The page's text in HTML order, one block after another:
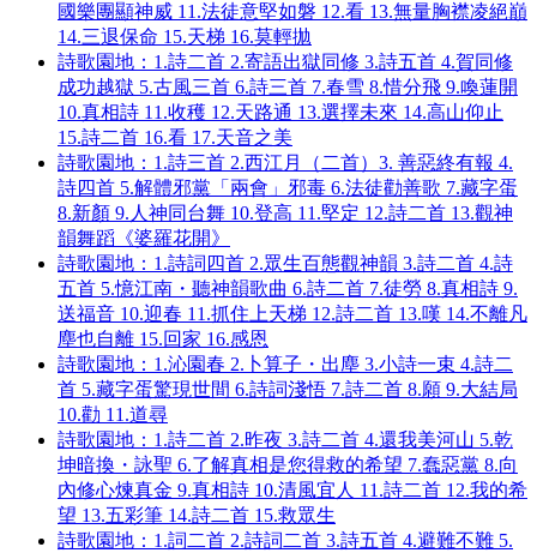
國樂團顯神威 11.法徒意堅如磐 12.看 13.無量胸襟凌絕巔
14.三退保命 15.天梯 16.莫輕拋
詩歌園地：1.詩二首 2.寄語出獄同修 3.詩五首 4.賀同修
成功越獄 5.古風三首 6.詩三首 7.春雪 8.惜分飛 9.喚蓮開
10.真相詩 11.收穫 12.天路通 13.選擇未來 14.高山仰止
15.詩二首 16.看 17.天音之美
詩歌園地：1.詩三首 2.西江月（二首）3. 善惡終有報 4.
詩四首 5.解體邪黨「兩會」邪毒 6.法徒勸善歌 7.藏字蛋
8.新顏 9.人神同台舞 10.登高 11.堅定 12.詩二首 13.觀神
韻舞蹈《婆羅花開》
詩歌園地：1.詩詞四首 2.眾生百態觀神韻 3.詩二首 4.詩
五首 5.憶江南・聽神韻歌曲 6.詩二首 7.徒勞 8.真相詩 9.
送福音 10.迎春 11.抓住上天梯 12.詩二首 13.嘆 14.不離凡
塵也自離 15.回家 16.感恩
詩歌園地：1.沁園春 2.卜算子・出塵 3.小詩一束 4.詩二
首 5.藏字蛋驚現世間 6.詩詞淺悟 7.詩二首 8.願 9.大結局
10.勸 11.道尋
詩歌園地：1.詩二首 2.昨夜 3.詩二首 4.還我美河山 5.乾
坤暗換・詠聖 6.了解真相是您得救的希望 7.蠢惡黨 8.向
內修心煉真金 9.真相詩 10.清風宜人 11.詩二首 12.我的希
望 13.五彩筆 14.詩二首 15.救眾生
詩歌園地：1.詞二首 2.詩詞二首 3.詩五首 4.避難不難 5.